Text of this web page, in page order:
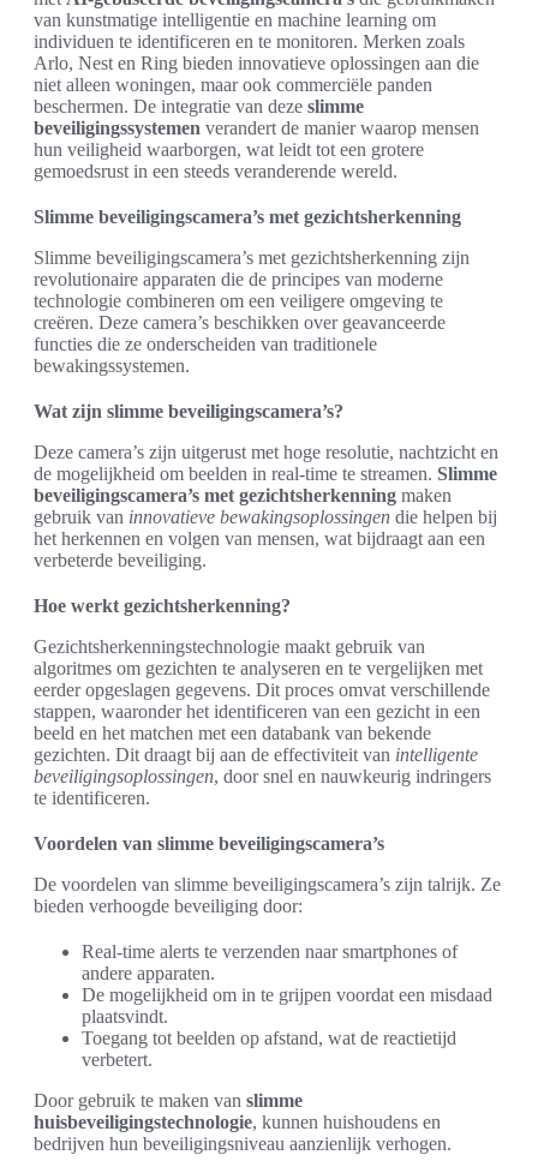
van kunstmatige intelligentie en machine learning om
individuen te identificeren en te monitoren. Merken zoals
Arlo, Nest en Ring bieden innovatieve oplossingen aan die
niet alleen woningen, maar ook commerciële panden
beschermen. De integratie van deze slimme
beveiligingssystemen verandert de manier waarop mensen
hun veiligheid waarborgen, wat leidt tot een grotere
gemoedsrust in een steeds veranderende wereld.
Slimme beveiligingscamera’s met gezichtsherkenning
Slimme beveiligingscamera’s met gezichtsherkenning zijn
revolutionaire apparaten die de principes van moderne
technologie combineren om een veiligere omgeving te
creëren. Deze camera’s beschikken over geavanceerde
functies die ze onderscheiden van traditionele
bewakingssystemen.
Wat zijn slimme beveiligingscamera’s?
Deze camera’s zijn uitgerust met hoge resolutie, nachtzicht en
de mogelijkheid om beelden in real-time te streamen. Slimme
beveiligingscamera’s met gezichtsherkenning maken
gebruik van innovatieve bewakingsoplossingen die helpen bij
het herkennen en volgen van mensen, wat bijdraagt aan een
verbeterde beveiliging.
Hoe werkt gezichtsherkenning?
Gezichtsherkenningstechnologie maakt gebruik van
algoritmes om gezichten te analyseren en te vergelijken met
eerder opgeslagen gegevens. Dit proces omvat verschillende
stappen, waaronder het identificeren van een gezicht in een
beeld en het matchen met een databank van bekende
gezichten. Dit draagt bij aan de effectiviteit van intelligente
beveiligingsoplossingen, door snel en nauwkeurig indringers
te identificeren.
Voordelen van slimme beveiligingscamera’s
De voordelen van slimme beveiligingscamera’s zijn talrijk. Ze
bieden verhoogde beveiliging door:
Real-time alerts te verzenden naar smartphones of
andere apparaten.
De mogelijkheid om in te grijpen voordat een misdaad
plaatsvindt.
Toegang tot beelden op afstand, wat de reactietijd
verbetert.
Door gebruik te maken van slimme
huisbeveiligingstechnologie, kunnen huishoudens en
bedrijven hun beveiligingsniveau aanzienlijk verhogen.